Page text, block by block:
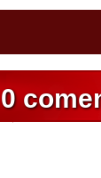
0